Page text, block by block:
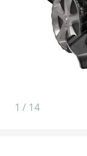
1 / 14